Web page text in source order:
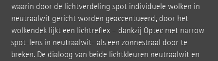
waarin door de lichtverdeling spot individuele wolken in
neutraalwit gericht worden geaccentueerd; door het
wolkendek lijkt een lichtreflex – dankzij Optec met narrow
spot-lens in neutraalwit- als een zonnestraal door te
breken. De dialoog van beide lichtkleuren neutraalwit en